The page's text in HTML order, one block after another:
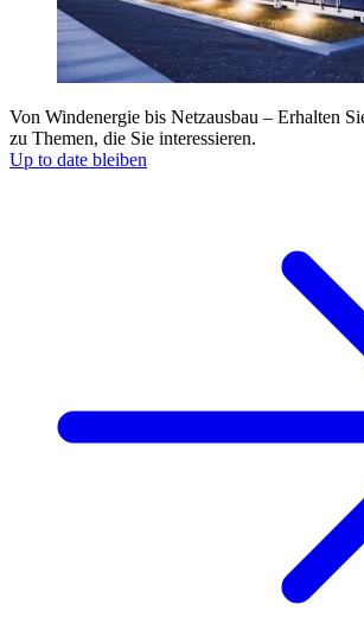
Von Windenergie bis Netzausbau – Erhalten
zu Themen, die Sie interessieren.
Up to date bleiben